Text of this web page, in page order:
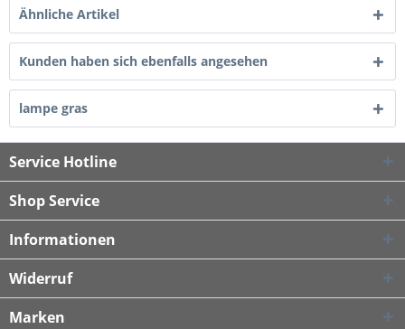
Ähnliche Artikel
Kunden haben sich ebenfalls angesehen
lampe gras
Service Hotline
Shop Service
Informationen
Widerruf
Marken